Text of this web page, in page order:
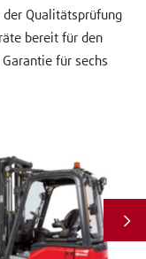
Qualitätsprüfung
bereit für den
für sechs